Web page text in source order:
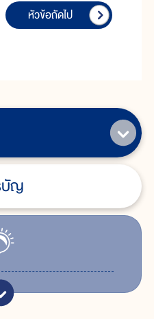
บัญ
หัวข้อถัดไป